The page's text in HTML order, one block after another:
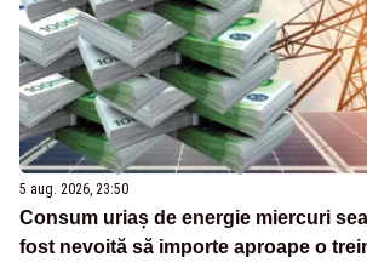
5 aug. 2026, 23:50
Consum uriaș de energie miercuri
fost nevoită să importe aproape o